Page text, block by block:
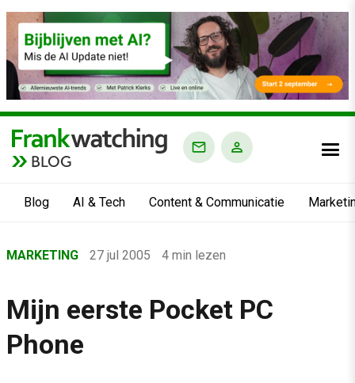
BLOG
Blog AI & Tech Content & Communicatie
›
Marketing
MARKETING 27 jul 2005 4 min lezen
Mijn eerste Pocket PC
Phone